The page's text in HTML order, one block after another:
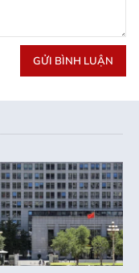
GỬI BÌNH LUẬN